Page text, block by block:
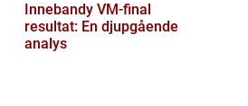
Innebandy VM-final
resultat: En djupgående
analys